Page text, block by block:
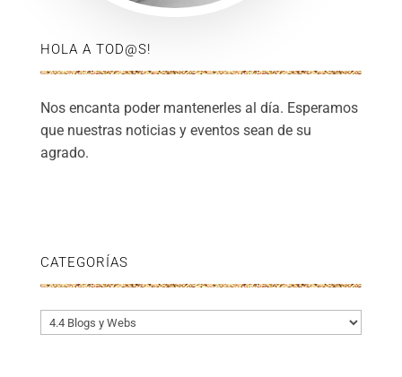
HOLA A TOD@S!
Nos encanta poder mantenerles al día. Esperamos
que nuestras noticias y eventos sean de su
agrado.
CATEGORÍAS
Categorías